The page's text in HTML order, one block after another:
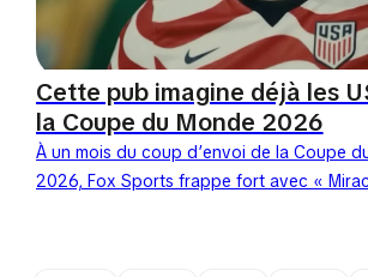
Cette pub imagine déjà les
la Coupe du Monde 2026
À un mois du coup d’envoi de la Coupe
2026, Fox Sports frappe fort avec «